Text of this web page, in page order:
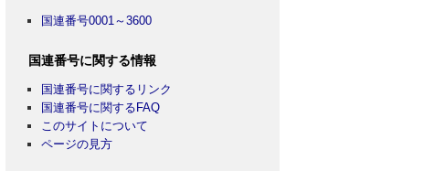
国連番号0001～3600
国連番号に関する情報
国連番号に関するリンク
国連番号に関するFAQ
このサイトについて
ページの見方